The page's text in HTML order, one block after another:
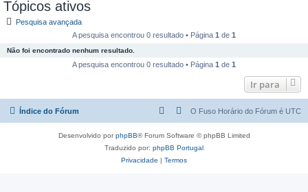
s
r
Tópicos ativos
Pesquisa avançada
A pesquisa encontrou 0 resultado • Página 1 de 1
Não foi encontrado nenhum resultado.
A pesquisa encontrou 0 resultado • Página 1 de 1
Ir para
Índice do Fórum O Fuso Horário do Fórum é UTC
Desenvolvido porphpBB® Forum Software © phpBB Limited
Traduzido por: phpBB Portugal
Privacidade | Termos